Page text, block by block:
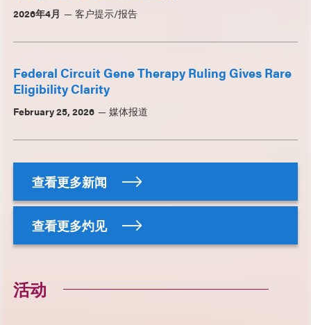
2026年4月 客户提示/报告
Federal Circuit Gene Therapy Ruling Gives Rare
Eligibility Clarity
February 25, 2026 媒体报道
查看更多新闻
查看更多灼见
活动